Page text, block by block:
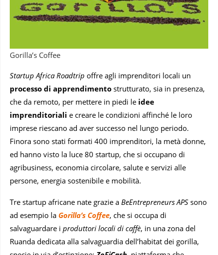
Gorilla’s Coffee
Startup Africa Roadtrip offre agli imprenditori locali un
processo di apprendimento strutturato, sia in presenza,
che da remoto, per mettere in piedi le idee
imprenditoriali e creare le condizioni affinché le loro
imprese riescano ad aver successo nel lungo periodo.
Finora sono stati formati 400 imprenditori, la metà donne,
ed hanno visto la luce 80 startup, che si occupano di
agribusiness, economia circolare, salute e servizi alle
persone, energia sostenibile e mobilità.
Tre startup africane nate grazie a BeEntrepreneurs APS sono
ad esempio la Gorilla’s Coffee, che si occupa di
salvaguardare i produttori locali di caffè, in una zona del
Ruanda dedicata alla salvaguardia dell’habitat dei gorilla,